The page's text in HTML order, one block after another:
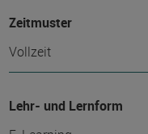
Zeitmuster
Vollzeit
Lehr- und Lernform